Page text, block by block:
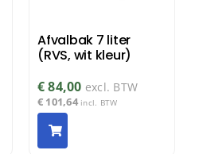
Afvalbak 7 liter
(RVS, wit kleur)
€84,00 excl. BTW
€ 101,64 incl. BTW